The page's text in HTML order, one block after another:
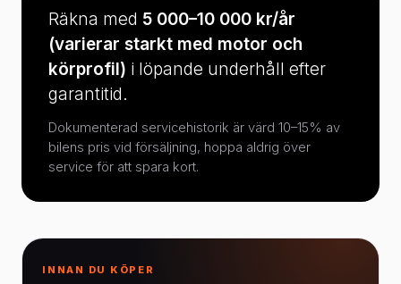
Räkna med 5 000–10 000 kr/år
(varierar starkt med motor och
körprofil) i löpande underhåll efter
garantitid.
Dokumenterad servicehistorik är värd 10–15% av
bilens pris vid försäljning, hoppa aldrig över
service för att spara kort.
INNAN DU KÖPER